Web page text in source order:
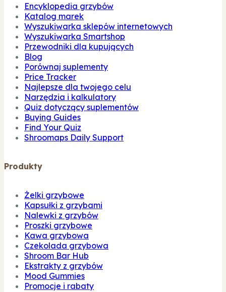
Encyklopedia grzybów
Katalog marek
Wyszukiwarka sklepów internetowych
Wyszukiwarka Smartshop
Przewodniki dla kupujących
Blog
Porównaj suplementy
Price Tracker
Najlepsze dla twojego celu
Narzędzia i kalkulatory
Quiz dotyczący suplementów
Buying Guides
Find Your Quiz
Shroomaps Daily Support
Produkty
Żelki grzybowe
Kapsułki z grzybami
Nalewki z grzybów
Proszki grzybowe
Kawa grzybowa
Czekolada grzybowa
Shroom Bar Hub
Ekstrakty z grzybów
Mood Gummies
Promocje i rabaty